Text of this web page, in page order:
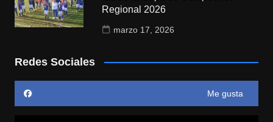
Regional 2026
marzo 17, 2026
Redes Sociales
Me gusta